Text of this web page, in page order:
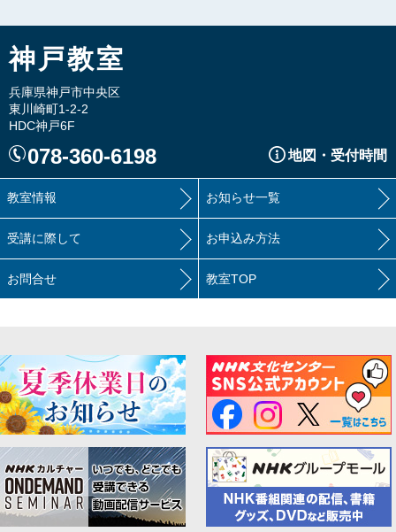
神戸教室
兵庫県神戸市中央区
東川崎町1-2-2
HDC神戸6F
078-360-6198 地図・受付時間
教室情報 お知らせ一覧
受講に際して お申込み方法
お問合せ 教室TOP